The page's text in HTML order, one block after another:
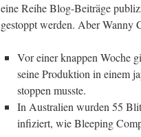
eine Reihe Blog-Beiträge
gestoppt werden. Aber Wanny
Vor einer knappen Woche
seine Produktion in einem
stoppen musste.
In Australien wurden 55
infiziert, wie Bleeping